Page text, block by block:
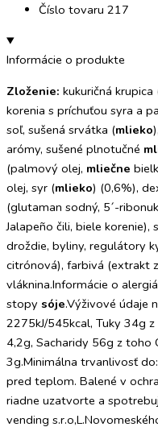
Číslo tovaru 217
Informácie o produkte
Zloženie: kukuričná
korenia s príchuťou syra a
soľ, sušená srvátka (mlieko
arómy, sušené plnotučné
(palmový olej, mliečne
olej, syr (mlieko) (0,6%),
(glutaman sodný, 5´-
Jalapeño čili, biele korenie),
droždie, byliny, regulátory
citrónová), farbivá (extrakt
vláknina.Informácie o
stopy sóje.Výživové údaje
2275kJ/545kcal, Tuky 34g
4,2g, Sacharidy 56g z toho
3g.Minimálna trvanlivosť
pred teplom. Balené v
riadne uzatvorte a
vending